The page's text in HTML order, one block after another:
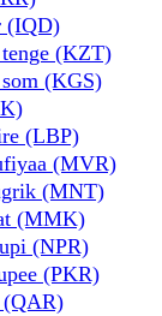
(IQD)
(KZT)
(KGS)
(LBP)
(MVR)
(MNT)
(MMK)
(NPR)
(PKR)